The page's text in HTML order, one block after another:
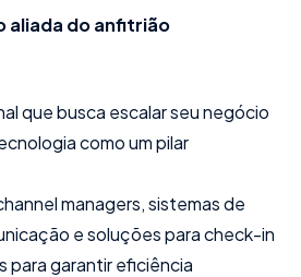
aliada do anfitrião
que busca escalar seu negócio
como um pilar
managers, sistemas de
e soluções para check-in
para garantir eficiência